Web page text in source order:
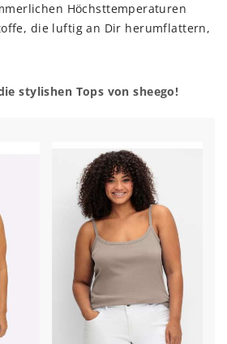
Höchsttemperaturen
die luftig an Dir herumflattern,
stylishen Tops von sheego!